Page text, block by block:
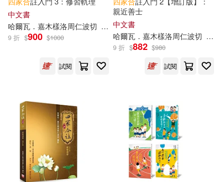
其他 (可複選)
中文書
哈爾瓦．嘉木樣洛周仁波切 釋如行 釋性柏
9 折 $900 $1000
試閱
親近善士
中文書
哈爾瓦．嘉木樣洛周仁波切 釋
9 折 $882 $980
試閱